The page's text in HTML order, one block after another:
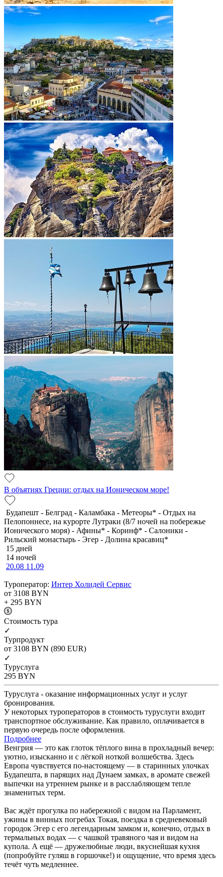
В объятиях Греции: отдых на Ионическом море!
Будапешт - Белград - Каламбака - Метеоры* - Отдых на
Пелопоннесе, на курорте Лутраки (8/7 ночей на побережье
Ионического моря) - Афины* - Коринф* - Салоники -
Рильский монастырь - Эгер - Долина красавиц*
15 дней
14 ночей
20.08 11.09
Туроператор: Интер Холидей Сервис
от 3108 BYN
+ 295 BYN
Cтоимость тура
✓
Турпродукт
от 3108 BYN (890 EUR)
✓
Туруслуга
295 BYN
Туруслуга - оказание информационных услуг и услуг
бронирования.
У некоторых туроператоров в стоимость туруслуги входит
транспортное обслуживание. Как правило, оплачивается в
первую очередь после оформления.
Подробнее
Венгрия — это как глоток тёплого вина в прохладный вечер:
уютно, изысканно и с лёгкой ноткой волшебства. Здесь
Европа чувствуется по-настоящему — в старинных улочках
Будапешта, в парящих над Дунаем замках, в аромате свежей
выпечки на утреннем рынке и в расслабляющем тепле
знаменитых терм.
Вас ждёт прогулка по набережной с видом на Парламент,
ужины в винных погребах Токая, поездка в средневековый
городок Эгер с его легендарным замком и, конечно, отдых в
термальных водах — с чашкой травяного чая и видом на
купола. А ещё — дружелюбные люди, вкуснейшая кухня
(попробуйте гуляш в горшочке!) и ощущение, что время здесь
течёт чуть медленнее.